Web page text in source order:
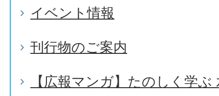
イベント情報
刊行物のご案内
【広報マンガ】たのしく学ぶ